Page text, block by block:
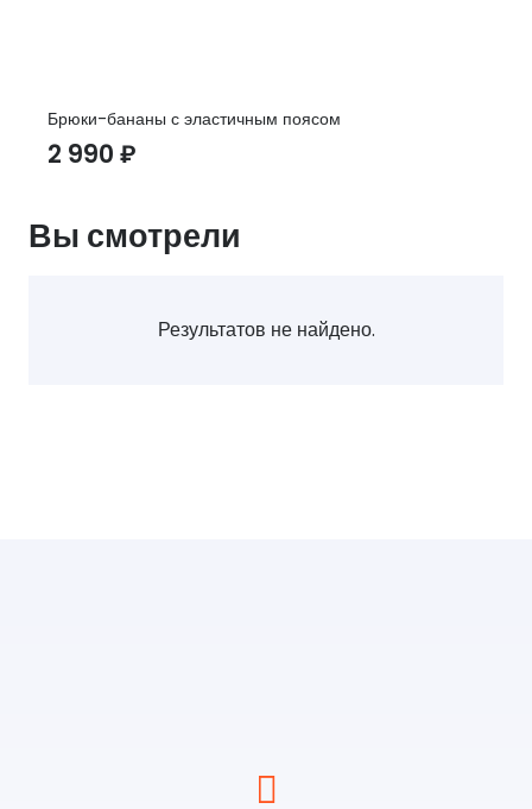
Брюки-бананы с эластичным поясом
2 990 ₽
Вы смотрели
Результатов не найдено.